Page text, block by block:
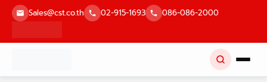
Skip
Sales@cst.co.th 02-915-1693 086-086-2000